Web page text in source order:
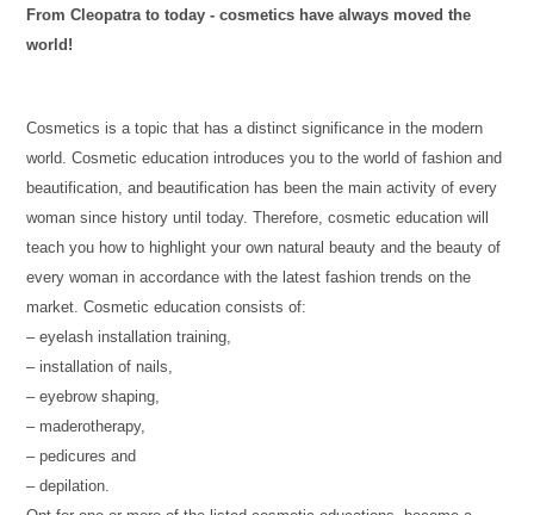
From Cleopatra to today - cosmetics have always moved the
world!
Cosmetics is a topic that has a distinct significance in the modern
world. Cosmetic education introduces you to the world of fashion and
beautification, and beautification has been the main activity of every
woman since history until today. Therefore, cosmetic education will
teach you how to highlight your own natural beauty and the beauty of
every woman in accordance with the latest fashion trends on the
market. Cosmetic education consists of:
– eyelash installation training,
– installation of nails,
– eyebrow shaping,
– maderotherapy,
– pedicures and
– depilation.